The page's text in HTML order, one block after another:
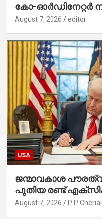
കോ-ഓർഡിനേറ്റർ
August 7, 2026 editor
USA
ജന്മാവകാശ
പുതിയ രണ്ട്
ട്രംപ് ഒപ്പുവെച്ചു
August 7, 2026 P P